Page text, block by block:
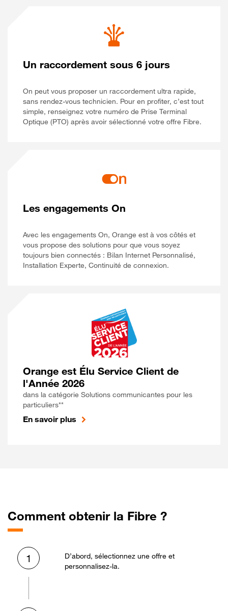
Un raccordement sous 6 jours
On peut vous proposer un raccordement ultra rapide,
sans rendez-vous technicien. Pour en profiter, c’est tout
simple, renseignez votre numéro de Prise Terminal
Optique (PTO) après avoir sélectionné votre offre Fibre.
Les engagements On
Avec les engagements On, Orange est à vos côtés et
vous propose des solutions pour que vous soyez
toujours bien connectés : Bilan Internet Personnalisé,
Installation Experte, Continuité de connexion.
Orange est Élu Service Client de
l'Année 2026
dans la catégorie Solutions communicantes pour les
particuliers**
En savoir plus
Comment obtenir la Fibre ?
1
D’abord, sélectionnez une offre et
personnalisez-la.